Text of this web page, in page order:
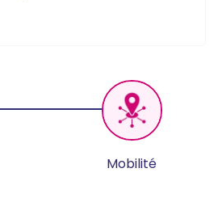
Mobilité